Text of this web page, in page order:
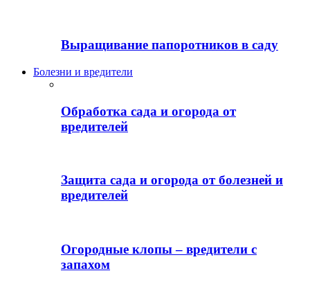
Выращивание папоротников в саду
Болезни и вредители
Обработка сада и огорода от
вредителей
Защита сада и огорода от болезней и
вредителей
Огородные клопы – вредители с
запахом